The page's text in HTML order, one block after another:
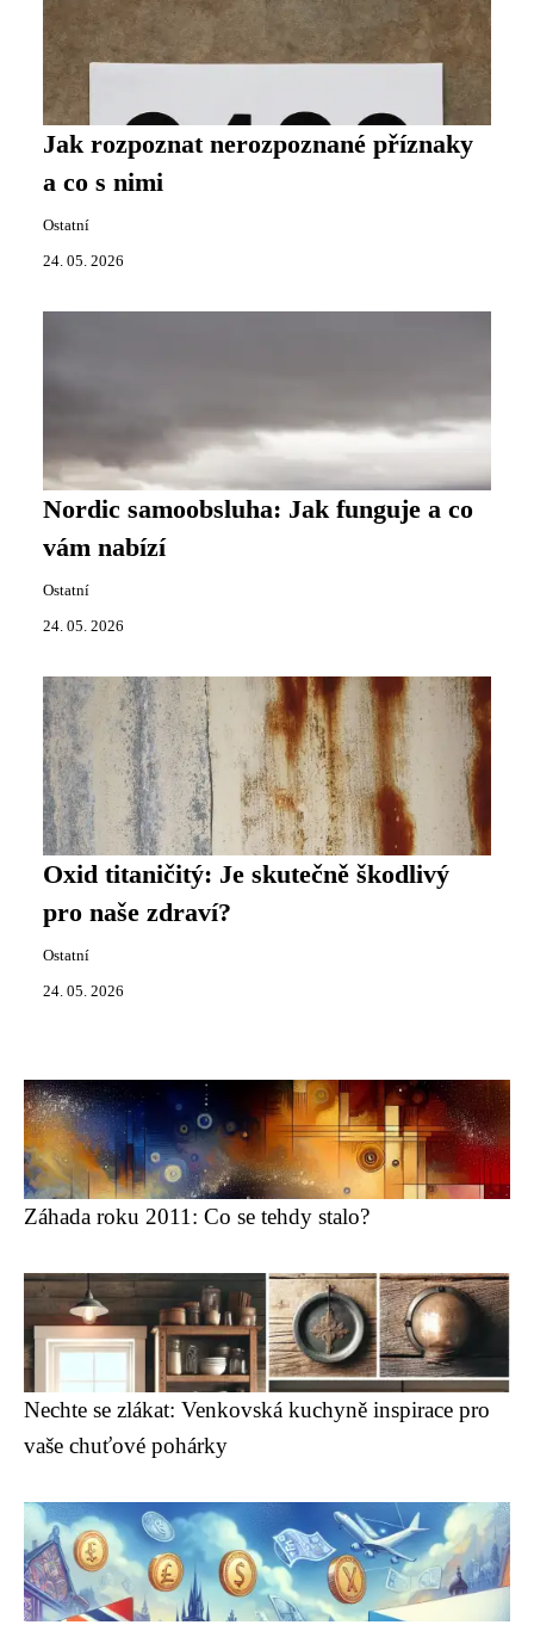
Jak rozpoznat nerozpoznané příznaky
a co s nimi
Ostatní
24. 05. 2026
Nordic samoobsluha: Jak funguje a co
vám nabízí
Ostatní
24. 05. 2026
Oxid titaničitý: Je skutečně škodlivý
pro naše zdraví?
Ostatní
24. 05. 2026
Záhada roku 2011: Co se tehdy stalo?
Nechte se zlákat: Venkovská kuchyně inspirace pro
vaše chuťové pohárky